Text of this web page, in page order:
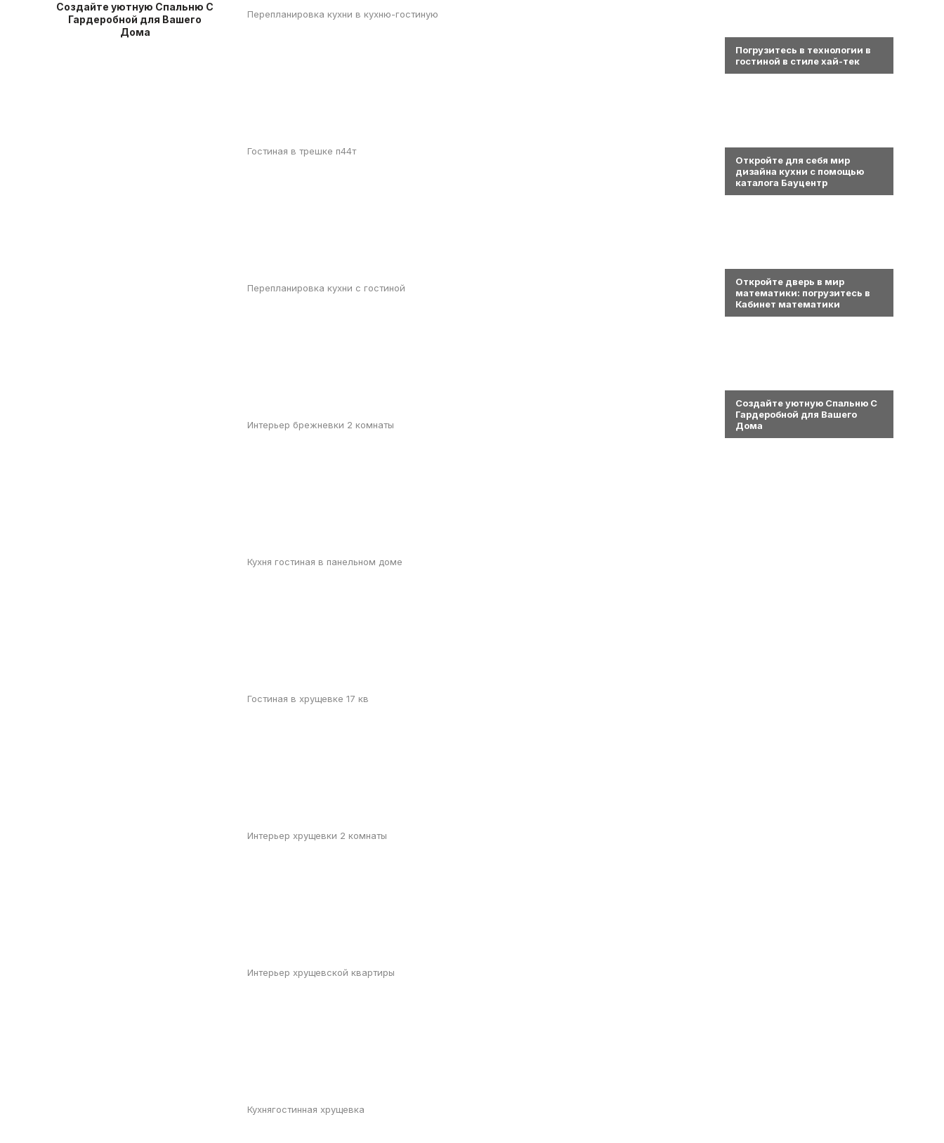
Перепланировка кухни в кухню-гостиную
Гостиная в трешке п44т
Перепланировка кухни с гостиной
Интерьер брежневки 2 комнаты
Кухня гостиная в панельном доме
Гостиная в хрущевке 17 кв
Интерьер хрущевки 2 комнаты
Интерьер хрущевской квартиры
Кухнягостинная хрущевка
Создайте уютную Спальню С
Гардеробной для Вашего
Дома
Погрузитесь в технологии в
гостиной в стиле хай-тек
Откройте для себя мир
дизайна кухни с помощью
каталога Бауцентр
Откройте дверь в мир
математики: погрузитесь в
Кабинет математики
Создайте уютную Спальню С
Гардеробной для Вашего
Дома